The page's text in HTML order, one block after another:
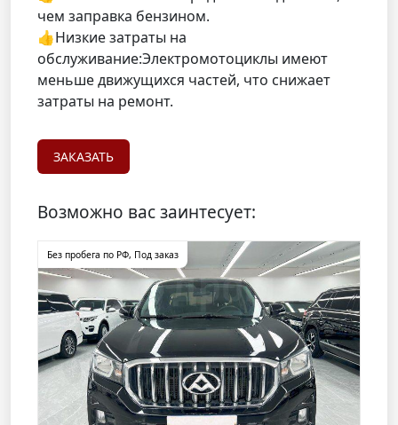
чем заправка бензином.
👍Низкие затраты на
обслуживание:Электромотоциклы имеют
меньше движущихся частей, что снижает
затраты на ремонт.
ЗАКАЗАТЬ
Возможно вас заинтесует:
Без пробега по РФ, Под заказ